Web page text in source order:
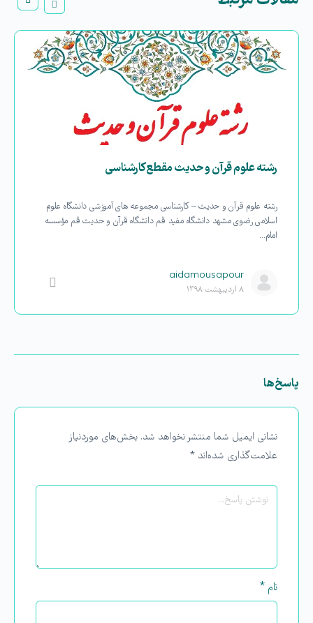
رشته علوم قرآن و حدیث مقطع کارشناسی
رشته علوم قرآن و حدیث – کارشناسی مجموعه‏ های آموزشی دانشگاه علوم
اسلامی رضوی مشهد دانشگاه مفید قم دانشگاه قرآن و حدیث قم مؤسسه
امام…
aidamousapour
۸ اردیبهشت ۱۳۹۸
پاسخ‌ها
نشانی ایمیل شما منتشر نخواهد شد. بخش‌های موردنیاز
علامت‌گذاری شده‌اند *
نام *